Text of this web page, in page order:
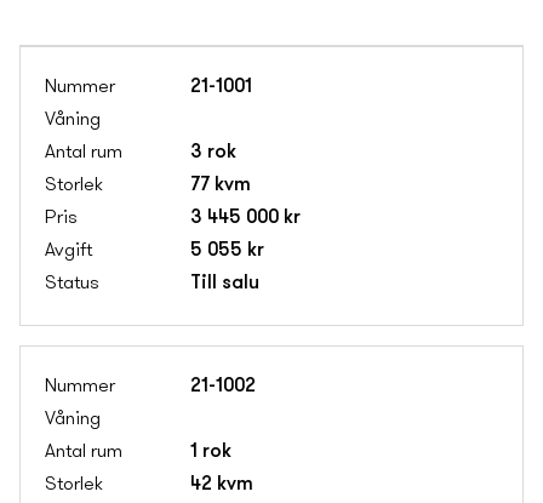
21-1001
3 rok
77 kvm
3 445 000 kr
5 055 kr
Till salu
21-1002
1 rok
42 kvm